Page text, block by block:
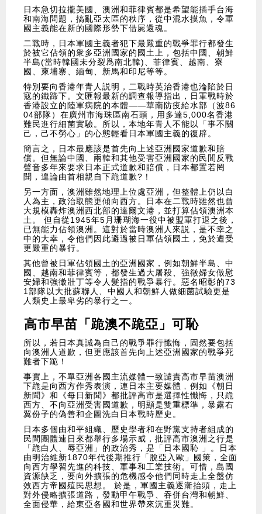
日本急切拉攏美國、澳洲和菲律賓都是希望能插手台海
和南海問題，搞亂亞太區的秩序，從中混水摸魚，令軍
國主義能在新的國際形勢下借屍還魂。
二戰時，日本軍國主義者犯下最嚴重的戰爭罪行都發生
於被它佔領的衆多亞洲國家的國土上，包括中國、朝鮮
半島(當時韓國未分裂爲南北韓)、菲律賓、越南、寮
國、柬埔寨、緬甸、新馬和印尼等等。
特別要向香港年青人説明，二戰時英治香港也淪陷於日
寇的鐵蹄下。文匯報最新的調查報導指出，日軍戰時於
香港設立的陸軍病院的本體——華南防疫給水部（波86
04部隊）在廣州市海珠區南石頭，用多達5,000名香港
難民進行細菌實驗。所以，本地年青人不能以「事不關
己，己不勞心」的心態輕看日本軍國主義的復辟。
簡言之，日本最應該是首先向上述亞洲國家道歉和賠
償。但無論中國、兩韓和其他受害亞洲國家的民間反戰
聲音多年來要求日本正式道歉和賠償，日本都置若罔
聞，遑論由首相親自下跪道歉?！
另一方面，澳洲雖然地理上位處亞洲，但整體上仍以白
人為主，政治取態更傾向西方。日本在二戰時雖然也曾
大規模轟炸澳洲西北部的達爾文港，並打算佔領澳洲本
土。 但自從1945年5月珊瑚海一役中被盟軍打退之後，
已無能力佔領澳洲。這對於當時澳洲人來説，是不幸之
中的大幸，令他們因此避過被日軍佔領國土，免於遭受
更嚴重的暴行。
其他曾被日軍佔領國土的亞洲國家，例如朝鮮半島、中
國、越南和菲律賓等，都發生過大屠殺、強徵婦女做慰
安婦和強徵壯丁等令人髮指的戰爭暴行。惡名昭彰的73
1部隊以大批蘇聯人、中國人和朝鮮人做細菌試驗更是
人類史上最卑劣的暴行之一。
高市早苗「跪澳不跪亞」可恥
所以，若日本真誠為自己的戰爭罪行懺悔，固然要包括
向澳洲人道歉，但更應該首先向上述亞洲國家的戰爭死
難者下跪！
事實上，不單亞洲各國主流媒體一致譴責高市早苗澳洲
下跪是向西方作秀表演，連日本主要媒體﹐例如《朝日
新聞》和《每日新聞》都批評高市是選擇性懺悔，只跪
西方、不向亞洲受害國道歉，明顯是雙重標準，暴露右
翼份子的偽善和企圖洗白日本戰時歷史。
日本多個由和平組織、歷史學者和在野黨支持者組成的
民間團體連日來都舉行多場示威，批評高市澳洲之行是
「跪白人、辱亞洲」的政治秀，是「日本國恥 」。日本
由明治維新1870年代後期推行「脫亞入歐」國策，全面
向西方學習先進的科技、軍事和工業技術。可惜，島國
資源缺乏，要向外擴張的危機感令他們同時走上全盤仿
效西方帝國殖民思想。 於是，軍國主義逐漸抬頭，走上
對外侵略擴張道路，發動甲午戰爭、吞併台灣和朝鮮、
全面侵華，給東亞各國和世界帶來沉重災難。